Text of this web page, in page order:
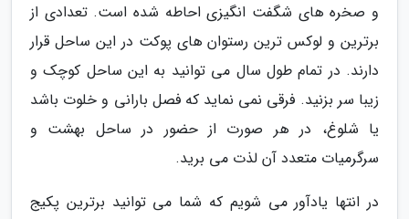
و صخره های شگفت انگیزی احاطه شده است. تعدادی از
برترین و لوکس ترین رستوان های پوکت در این ساحل قرار
دارند. در تمام طول سال می توانید به این ساحل کوچک و
زیبا سر بزنید. فرقی نمی نماید که فصل بارانی و خلوت باشد
یا شلوغ، در هر صورت از حضور در ساحل بهشت و
سرگرمیات متعدد آن لذت می برید.
در انتها یادآور می شویم که شما می توانید برترین پکیج